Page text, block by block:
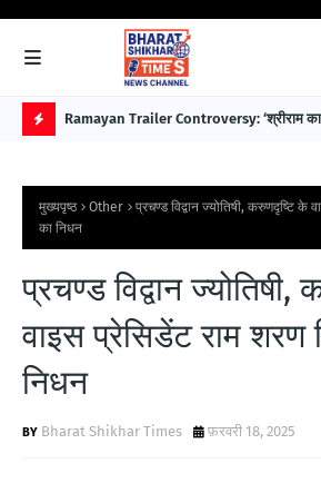
O
P
O
S
Ramayan Trailer Controversy: ‘श्रीराम का
मुख्यपृष्ठ Other
प्रचण्ड विद्वान ज्योतिषी, करुणदृष्टि के
का निधन
प्रचण्ड विद्वान
वाइस प्रेसिडेंट राम शरण
निधन
Bharat Shikhar Times फ़रवरी 18, 2025